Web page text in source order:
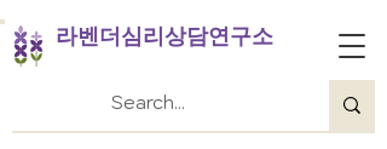
라벤더심리상담연구소